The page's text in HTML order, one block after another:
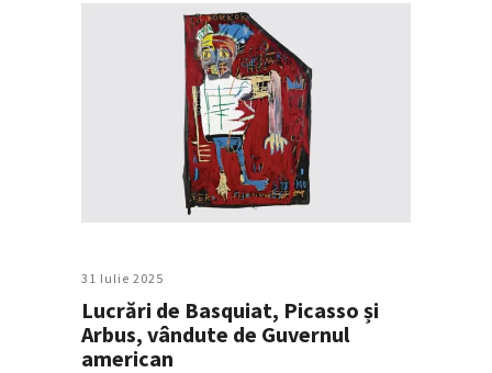
31 Iulie 2025
Lucrări de Basquiat, Picasso și
Arbus, vândute de Guvernul
american